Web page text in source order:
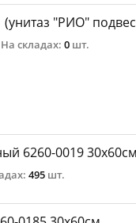
(унитаз "РИО"
На складах: 0 шт.
6260-0019
495 шт.